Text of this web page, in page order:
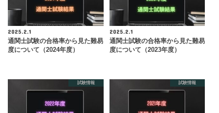
2025.2.1
通関士試験の合格率から見た難易
度について（2024年度）
2025.2.1
通関士試験の合格率から見た難易
度について（2023年度）
試験情報 試験情報